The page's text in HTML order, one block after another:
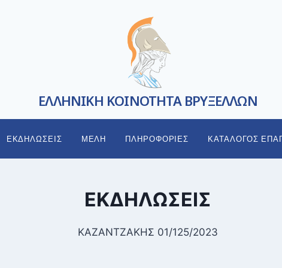
ΕΛΛΗΝΙΚΗ ΚΟΙΝΟΤΗΤΑ ΒΡΥΞΕΛΛΩΝ
ΕΚΔΗΛΩΣΕΙΣ ΜΕΛΗ ΠΛΗΡΟΦΟΡΙΕΣ ΚΑΤΑΛΟΓΟΣ
ΕΚΔΗΛΩΣΕΙΣ
ΚΑΖΑΝΤΖΑΚΗΣ 01/125/2023